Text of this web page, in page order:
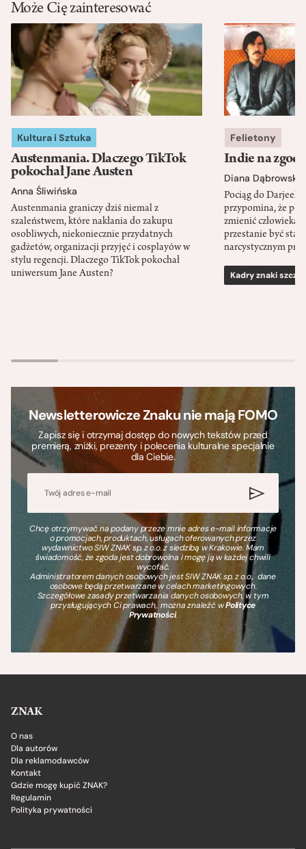
Może Cię zainteresować
Kultura i Sztuka
Austenmania. Dlaczego TikTok
pokochał Jane Austen
Anna Śliwińska
Austenmania graniczy dziś niemal z
szaleństwem, które nakłania do zakupu
osobliwych, niekoniecznie przydatnych
gadżetów, organizacji przyjęć i cosplayów w
stylu regencji. Dlaczego TikTok pokochał
uniwersum Jane Austen?
Felietony
Indie na
Diana Dąbrowska
Pociąg do
przypomina, że
zmienić człowieka
przestanie być
narcystycznym
Kadry znaki
Newsletterowicze Znaku nie mają FOMO
Zapisz się i otrzymaj dostęp do nowych tekstów przed
premierą, zniżki, prezenty i polecenia kulturalne specjalnie
dla Ciebie.
Chcę otrzymywać na podany przeze mnie adres e-mail informacje
o promocjach, produktach, usługach oferowanych przez
wydawnictwo SIW ZNAK sp. z o.o. z siedzibą w Krakowie. Mam
świadomość, że zgoda jest dobrowolna i mogę ją w każdej chwili
wycofać.
Administratorem danych osobowych jest SIW ZNAK sp. z o.o., dane
osobowe będą przetwarzane w celach marketingowych.
Szczegółowe zasady przetwarzania danych osobowych, w tym
przysługujących Ci prawach, można znaleźć wPolityce
Prywatności.
ZNAK
O nas
Dla autorów
Dla reklamodawców
Kontakt
Gdzie mogę kupić ZNAK?
Regulamin
Polityka prywatności